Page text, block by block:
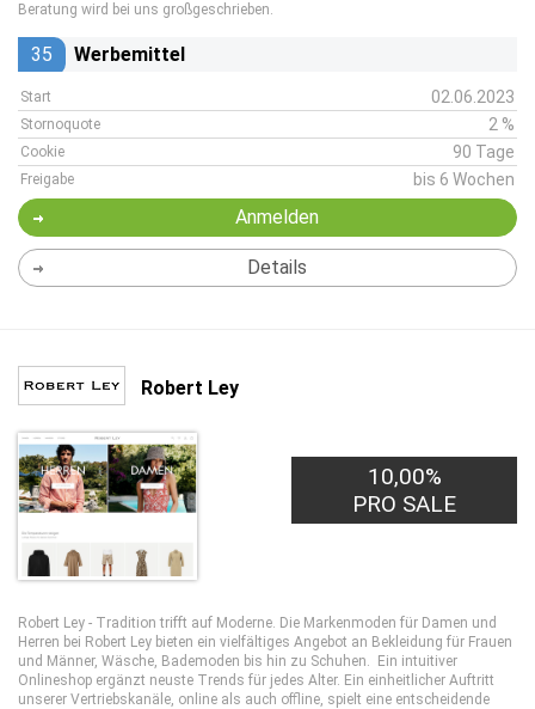
Beratung wird bei uns großgeschrieben.
35 Werbemittel
Start 02.06.2023
Stornoquote 2 %
Cookie 90 Tage
Freigabe bis 6 Wochen
Anmelden
Details
Robert Ley
10,00%
PRO SALE
Robert Ley - Tradition trifft auf Moderne. Die Markenmoden für Damen und
Herren bei Robert Ley bieten ein vielfältiges Angebot an Bekleidung für Frauen
und Männer, Wäsche, Bademoden bis hin zu Schuhen. Ein intuitiver
Onlineshop ergänzt neuste Trends für jedes Alter. Ein einheitlicher Auftritt
unserer Vertriebskanäle, online als auch offline, spielt eine entscheidende